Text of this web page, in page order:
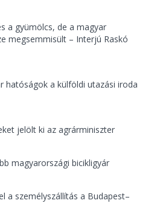
a gyümölcs, de a magyar
megsemmisült – Interjú Raskó
hatóságok a külföldi utazási iroda
jelölt ki az agrárminiszter
magyarországi bicikligyár
a személyszállítás a Budapest–